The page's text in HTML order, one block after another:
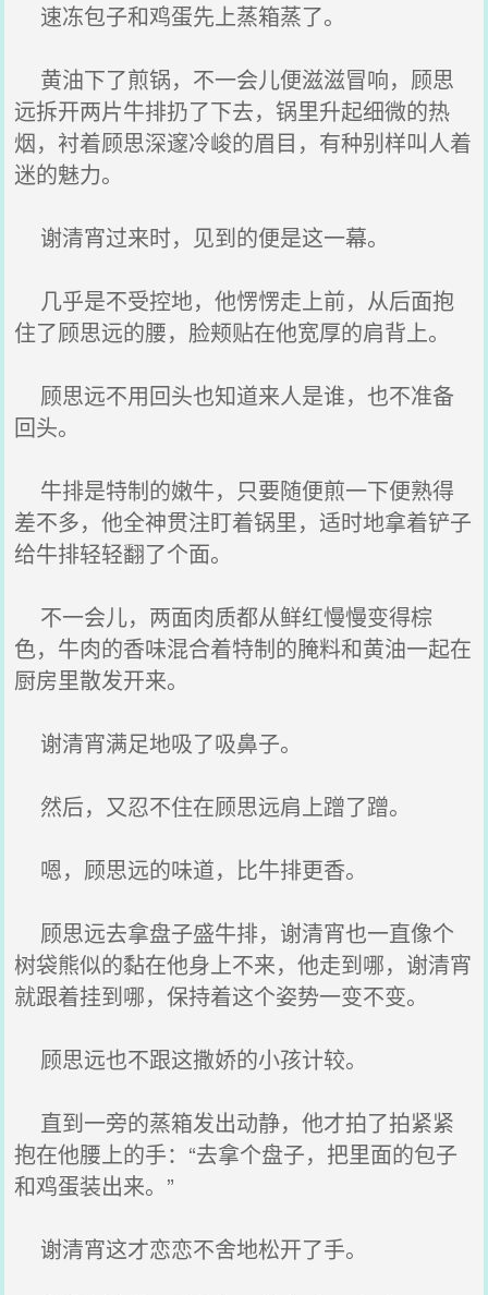
速冻包子和鸡蛋先上蒸箱蒸了。
黄油下了煎锅，不一会儿便滋滋冒响，顾思
远拆开两片牛排扔了下去，锅里升起细微的热
烟，衬着顾思深邃冷峻的眉目，有种别样叫人着
迷的魅力。
谢清宵过来时，见到的便是这一幕。
几乎是不受控地，他愣愣走上前，从后面抱
住了顾思远的腰，脸颊贴在他宽厚的肩背上。
顾思远不用回头也知道来人是谁，也不准备
回头。
牛排是特制的嫩牛，只要随便煎一下便熟得
差不多，他全神贯注盯着锅里，适时地拿着铲子
给牛排轻轻翻了个面。
不一会儿，两面肉质都从鲜红慢慢变得棕
色，牛肉的香味混合着特制的腌料和黄油一起在
厨房里散发开来。
谢清宵满足地吸了吸鼻子。
然后，又忍不住在顾思远肩上蹭了蹭。
嗯，顾思远的味道，比牛排更香。
顾思远去拿盘子盛牛排，谢清宵也一直像个
树袋熊似的黏在他身上不来，他走到哪，谢清宵
就跟着挂到哪，保持着这个姿势一变不变。
顾思远也不跟这撒娇的小孩计较。
直到一旁的蒸箱发出动静，他才拍了拍紧紧
抱在他腰上的手：“去拿个盘子，把里面的包子
和鸡蛋装出来。”
谢清宵这才恋恋不舍地松开了手。